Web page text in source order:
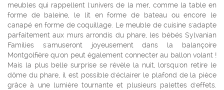
meubles qui rappellent l'univers de la mer, comme la table en
forme de baleine, le lit en forme de bateau ou encore le
canapé en forme de coquillage. Le meuble de cuisine s'adapte
parfaitement aux murs arrondis du phare, les bébés Sylvanian
Families s'amuseront joyeusement dans la balançoire
Montgolfière qu'on peut également connecter au ballon volant !
Mais la plus belle surprise se révèle la nuit, lorsqu'on retire le
dôme du phare, il est possible d'éclairer le plafond de la pièce
grâce à une lumière tournante et plusieurs palettes d'effets.